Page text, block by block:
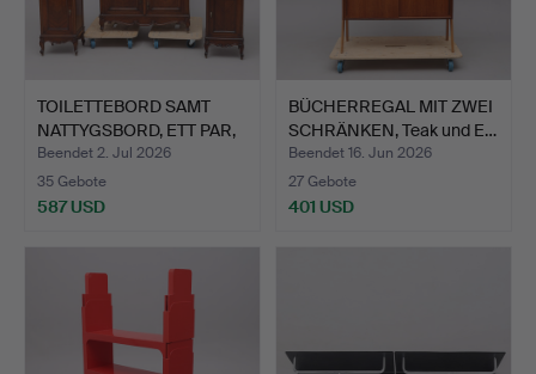
TOILETTEBORD SAMT
NATTYGSBORD, ETT PAR,
NY…
Beendet 2. Jul 2026
35 Gebote
587 USD
BÜCHERREGAL MIT ZWEI
SCHRÄNKEN, Teak und E…
Beendet 16. Jun 2026
27 Gebote
401 USD